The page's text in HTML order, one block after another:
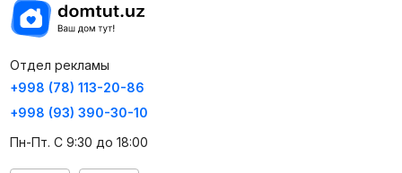
Отдел рекламы
+998 (78) 113-20-86
+998 (93) 390-30-10
Пн-Пт. С 9:30 до 18:00